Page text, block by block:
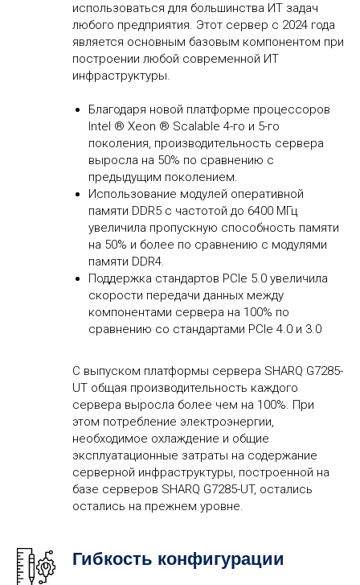
использоваться для большинства ИТ задач
любого предприятия. Этот сервер с 2024 года
является основным базовым компонентом при
построении любой современной ИТ
инфраструктуры.
Благодаря новой платформе процессоров
Intel ® Xeon ® Scalable 4-го и 5-го
поколения, производительность сервера
выросла на 50% по сравнению с
предыдущим поколением.
Использование модулей оперативной
памяти DDR5 с частотой до 6400 МГц
увеличила пропускную способность памяти
на 50% и более по сравнению с модулями
памяти DDR4.
Поддержка стандартов PCIe 5.0 увеличила
скорости передачи данных между
компонентами сервера на 100% по
сравнению со стандартами PCIe 4.0 и 3.0
С выпуском платформы сервера SHARQ G7285-
UT общая производительность каждого
сервера выросла более чем на 100%. При
этом потребление электроэнергии,
необходимое охлаждение и общие
эксплуатационные затраты на содержание
серверной инфраструктуры, построенной на
базе серверов SHARQ G7285-UT, остались
остались на прежнем уровне.
Гибкость конфигурации